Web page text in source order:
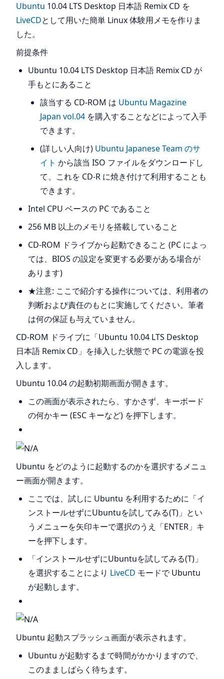
Ubuntu 10.04 LTS Desktop 日本語 Remix CD を
LiveCDとして用いた簡単 Linux 体験用メモを作りま
した。
前提条件
Ubuntu 10.04 LTS Desktop 日本語 Remix CD が
手もとにあること
該当する CD-ROM は Ubuntu Magazine
Japan vol.04 を購入することなどによって入手
できます。
(詳しい人向け) Ubuntu Japanese Team のサ
イト から該当 ISO ファイルをダウンロードし
て、これを CD-R に焼き付けて利用することも
できます。
Intel CPU ベースの PC であること
256 MB 以上のメモリを搭載していること
CD-ROM ドライブから起動できること (PC によっ
ては、BIOS の設定を変更する必要がある場合が
あります)
★注意: ここで紹介する操作については、利用者の
判断および責任のもとに実施してください。筆者
は何の保証も与えていません。
CD-ROM ドライブに「Ubuntu 10.04 LTS Desktop
日本語 Remix CD」を挿入した状態で PC の電源を投
入します。
Ubuntu 10.04 の起動初期画面が開きます。
この画面が表示されたら、すかさず、キーボード
の何かキー (ESC キーなど) を押下します。
Ubuntu をどのように起動するのかを選択するメニュ
ー画面が開きます。
ここでは、試しに Ubuntu を利用するために「イ
ンストールせずにUbuntuを試してみる(T)」とい
うメニューを矢印キーで選択のうえ「ENTER」キ
ーを押下します。
「インストールせずにUbuntuを試してみる(T)」
を選択することにより LiveCD モードで Ubuntu
が起動します。
Ubuntu 起動スプラッシュ画面が表示されます。
Ubuntu が起動するまで時間がかかりますので、
このまましばらく待ちます。